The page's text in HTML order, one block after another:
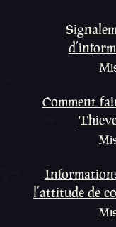
Comment
l’attitude de